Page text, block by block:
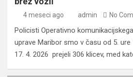
4 meseci ago admin No
Policisti Operativno
uprave Maribor smo v času od 5. ure
17. 4. 2026 prejeli 306 klicev, med